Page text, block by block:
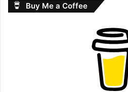
Buy Me a Coffee